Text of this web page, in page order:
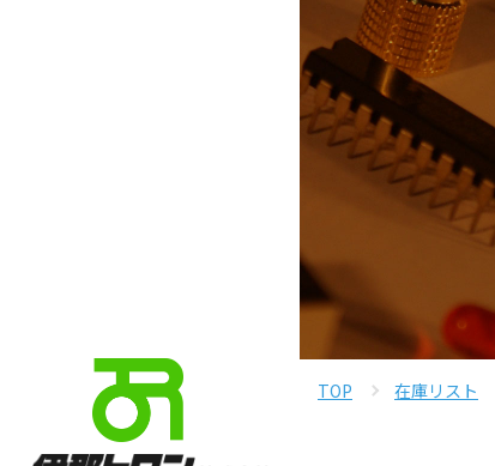
TOP 在庫リスト